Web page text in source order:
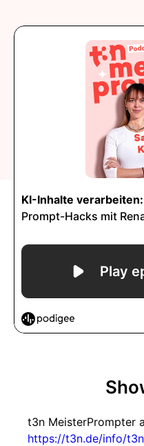
t3n MeisterPrompter
https://t3n.de/info/